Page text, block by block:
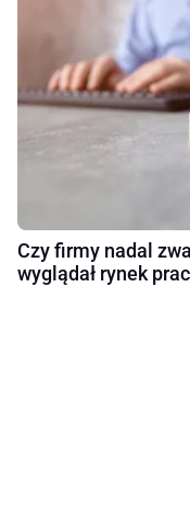
Czy firmy nadal
wyglądał rynek